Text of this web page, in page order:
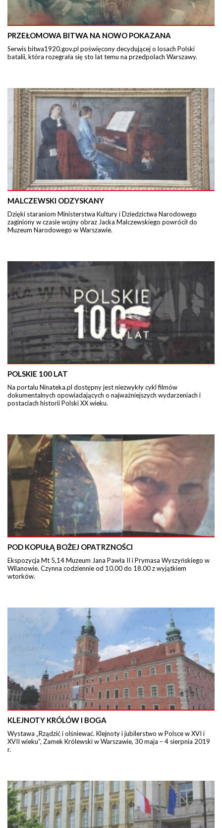
PRZEŁOMOWA BITWA NA NOWO POKAZANA
Serwis bitwa1920.gov.pl poświęcony decydującej o losach Polski
batalii, która rozegrała się sto lat temu na przedpolach Warszawy.
MALCZEWSKI ODZYSKANY
Dzięki staraniom Ministerstwa Kultury i Dziedzictwa Narodowego
zaginiony w czasie wojny obraz Jacka Malczewskiego powrócił do
Muzeum Narodowego w Warszawie.
POLSKIE 100 LAT
Na portalu Ninateka.pl dostępny jest niezwykły cykl filmów
dokumentalnych opowiadających o najważniejszych wydarzeniach i
postaciach historii Polski XX wieku.
POD KOPUŁĄ BOŻEJ OPATRZNOŚCI
Ekspozycja Mt 5,14 Muzeum Jana Pawła II i Prymasa Wyszyńskiego w
Wilanowie. Czynna codziennie od 10.00 do 18.00 z wyjątkiem
wtorków.
KLEJNOTY KRÓLÓW I BOGA
Wystawa „Rządzić i olśniewać. Klejnoty i jubilerstwo w Polsce w XVI i
XVII wieku”, Zamek Królewski w Warszawie, 30 maja – 4 sierpnia 2019
r.